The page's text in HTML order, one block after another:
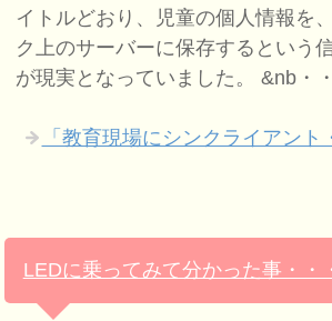
イトルどおり、児童の個人情報を
ク上のサーバーに保存するという
が現実となっていました。 &nb・
「教育現場にシンクライアント
LEDに乗ってみて分かった事・・